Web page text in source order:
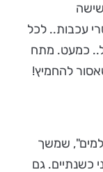
עכבות.. לכל
כמעט. מתח
להחמיץ!
שמשך
צופים לפני כשנתיים. גם